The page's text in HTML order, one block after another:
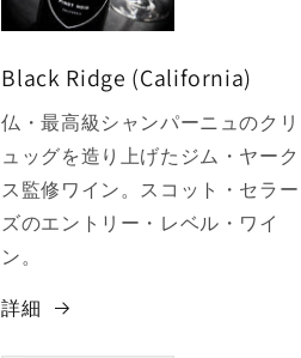
Black Ridge (California)
仏・最高級シャンパーニュのクリ
ュッグを造り上げたジム・ヤーク
ス監修ワイン。スコット・セラー
ズのエントリー・レベル・ワイ
ン。
詳細